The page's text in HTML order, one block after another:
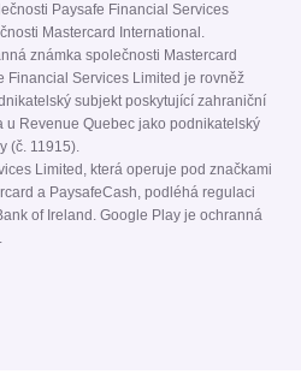
Paysafe Financial Services
Mastercard International.
známka společnosti Mastercard
Financial Services Limited je rovněž
subjekt poskytující zahraniční
u Revenue Quebec jako podnikatelský
(č. 11915).
Limited, která operuje pod značkami
a PaysafeCash, podléhá regulaci
of Ireland. Google Play je ochranná